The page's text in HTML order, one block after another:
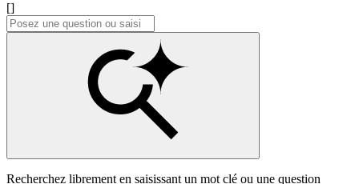
[]
Recherchez librement en saisissant un mot clé ou une question